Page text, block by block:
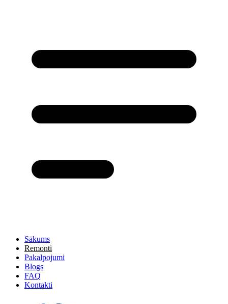
Sākums
Remonti
Pakalpojumi
Blogs
FAQ
Kontakti